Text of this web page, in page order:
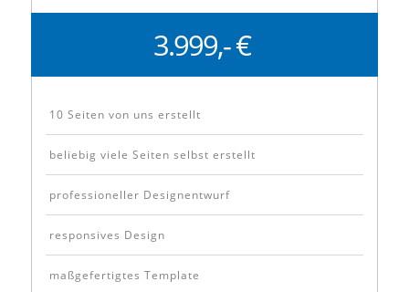
3.999,- €
10 Seiten von uns erstellt
beliebig viele Seiten selbst erstellt
professioneller Designentwurf
responsives Design
maßgefertigtes Template